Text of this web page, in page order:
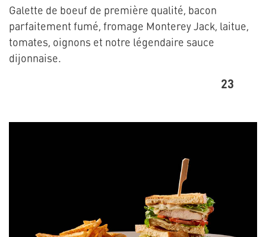
Galette de boeuf de première qualité, bacon
parfaitement fumé, fromage Monterey Jack, laitue,
tomates, oignons et notre légendaire sauce
dijonnaise.
23